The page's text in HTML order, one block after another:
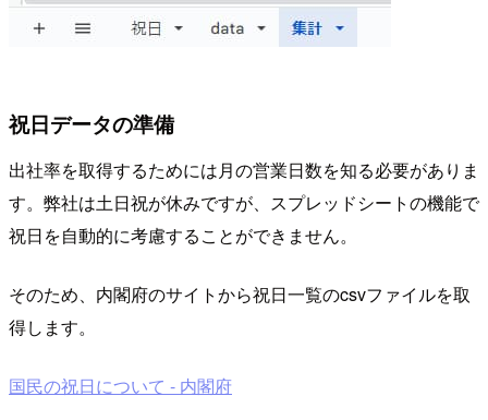
祝日データの準備
出社率を取得するためには月の営業日数を知る必要がありま
す。弊社は土日祝が休みですが、スプレッドシートの機能で
祝日を自動的に考慮することができません。
そのため、内閣府のサイトから祝日一覧のcsvファイルを取
得します。
国民の祝日について - 内閣府